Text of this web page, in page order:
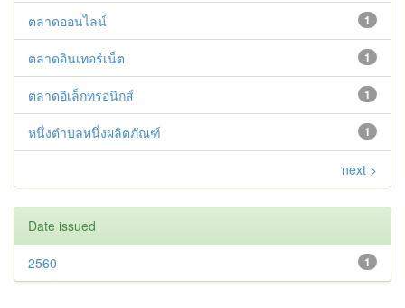
1
ตลาดออนไลน์
1
ตลาดอินเทอร์เน็ต
1
ตลาดอิเล็กทรอนิกส์
1
หนึ่งตำบลหนึ่งผลิตภัณฑ์
next >
Date issued
1
2560